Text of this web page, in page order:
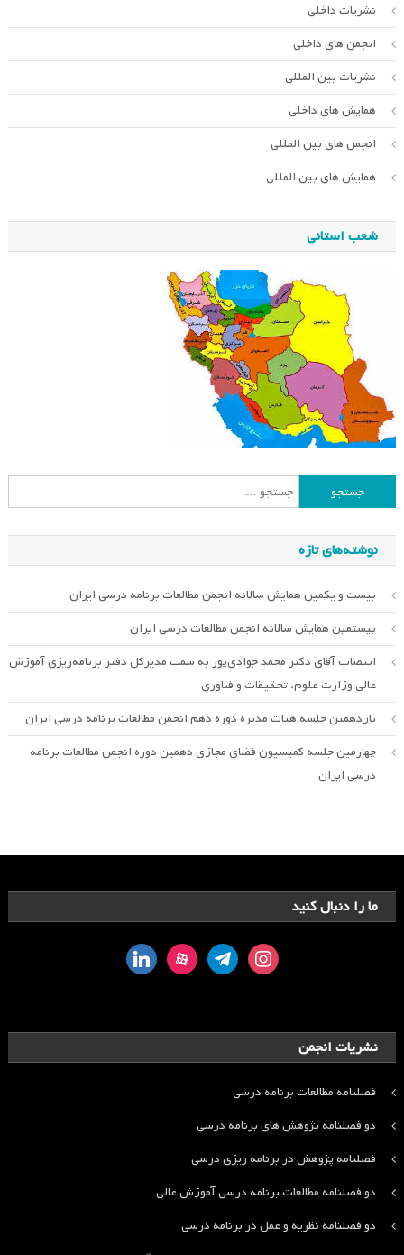
نشریات داخلی
انجمن های داخلی
نشریات بین المللی
همایش های داخلی
انجمن های بین المللی
همایش های بین المللی
شعب استانی
جستجو
برای:
نوشته‌های تازه
بیست و یکمین همایش سالانه انجمن مطالعات برنامه درسی ایران
بیستمین همایش سالانه انجمن مطالعات درسی ایران
انتصاب آقای دکتر محمد جوادی‌پور به سمت مدیرکل دفتر برنامه‌ریزی آموزش
عالی وزارت علوم، تحقیقات و فناوری
یازدهمین جلسه هیات مدیره دوره دهم انجمن مطالعات برنامه درسی ایران
چهارمین جلسه کمیسیون فضای مجازی دهمین دوره انجمن مطالعات برنامه
درسی ایران
ما را دنبال کنید
instagram
telegram
aparat
linkedin
نشریات انجمن
فصلنامه مطالعات برنامه درسی
دو فصلنامه پژوهش های برنامه درسی
فصلنامه پژوهش در برنامه ریزی درسی
دو فصلنامه مطالعات برنامه درسی آموزش عالی
دو فصلنامه نظریه و عمل در برنامه درسی